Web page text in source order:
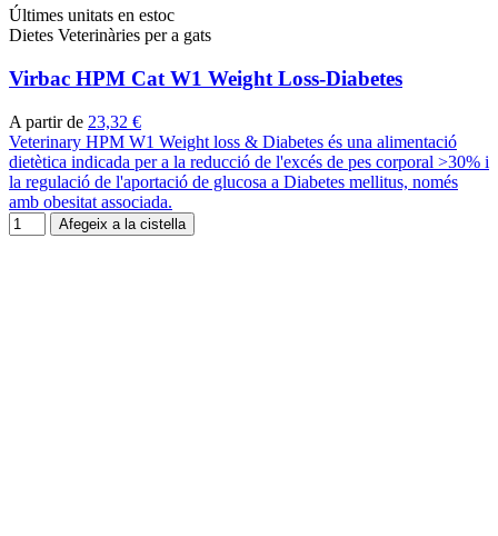
Últimes unitats en estoc
Dietes Veterinàries per a gats
Virbac HPM Cat W1 Weight Loss-Diabetes
A partir de 23,32 €
Veterinary HPM W1 Weight loss & Diabetes és una alimentació
dietètica indicada per a la reducció de l'excés de pes corporal >30% i
la regulació de l'aportació de glucosa a Diabetes mellitus, només
amb obesitat associada.
Afegeix a la cistella